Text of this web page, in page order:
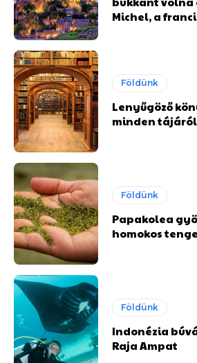
Michel, a
Földünk
Lenyűgöző
minden tájáról
Földünk
Papakolea
homokos
Földünk
Indonézia
Raja Ampat